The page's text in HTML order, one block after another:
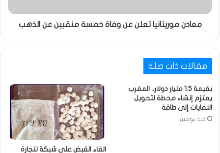
معادن موريتانيا تعلن عن وفاة خمسة منقبين عن الذهب
مقالات ذات صلة
بقيمة 1.5 مليار دولار.. المغرب
يعتزم إنشاء محطة لتحويل
النفايات إلى طاقة
منذ يومين
القاء القبض على شبكة لتجارة